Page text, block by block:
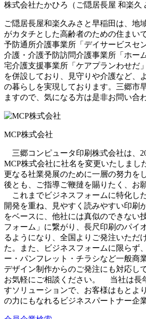
株式会社たかひろ（ご隠居長屋 和楽久
ご隠居長屋和楽久みさと早稲田は、地
がカタチとした高齢者のための住まい
予防通所介護事業所「デイサービスセ
介護・介護予防訪問介護事業所「ホー
宅介護支援事業所「ケアプランわせだ
を併設しており、見守りや介護など、
の暮らしを実現しております。三郷市
ますので、気になる方は是非お問い合
MCP株式会社
三郷コンピュータ印刷株式会社は、
MCP株式会社に社名を変更いたしまし
更なる社業発展のために一層の努力を
後とも、ご指導ご鞭撻を賜りたく、お
これまでビジネスフォームに特化し
開発を重ね、見やすく読みやすい印刷
をベースに、他社には真似のできない
フォーム」に繋がり、長尺印刷のパイ
るようになり、全国よりご発注いただ
た。また、ビジネスフォームに限らず
ー・パンフレット・チラシなど一般商
デザイン制作からのご発注にも対応し
お気軽にご相談ください。 当社は長
すソリューションで、お客様はもとよ
の力にもなれるビジネスパートナー企